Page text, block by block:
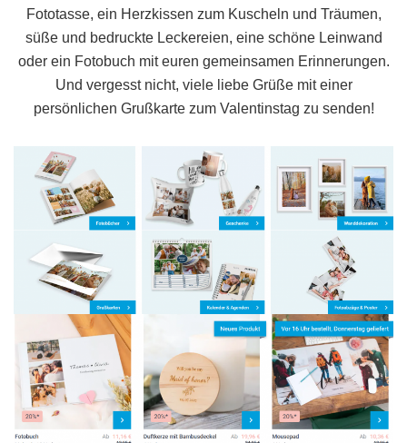
Fototasse, ein Herzkissen zum Kuscheln und Träumen,
süße und bedruckte Leckereien, eine schöne Leinwand
oder ein Fotobuch mit euren gemeinsamen Erinnerungen.
Und vergesst nicht, viele liebe Grüße mit einer
persönlichen Grußkarte zum Valentinstag zu senden!